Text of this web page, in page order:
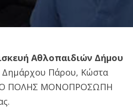
Αθλοπαιδιών Δήμου
Δημάρχου Πάρου, Κώστα
ΠΟΛΗΣ ΜΟΝΟΠΡΟΣΩΠΗ